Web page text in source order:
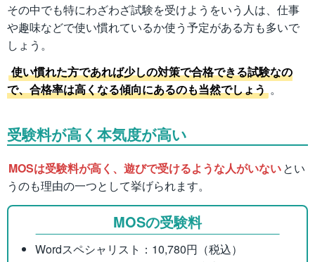
その中でも特にわざわざ試験を受けようをいう人は、仕事
や趣味などで使い慣れているか使う予定がある方も多いで
しょう。
使い慣れた方であれば少しの対策で合格できる試験なの
で、合格率は高くなる傾向にあるのも当然でしょう 。
受験料が高く本気度が高い
MOSは受験料が高く、遊びで受けるような人がいないとい
うのも理由の一つとして挙げられます。
MOSの受験料
Wordスペシャリスト：10,780円（税込）